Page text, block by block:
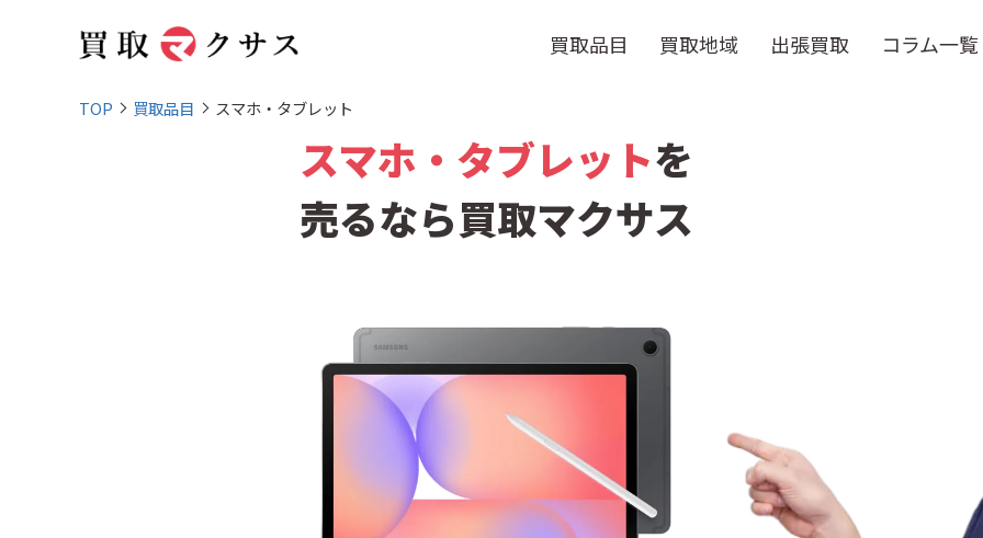
買取品目 買取地域 出張買取 コラム一覧
TOP 買取品目 スマホ・タブレット
スマホ・タブレットを
売るなら買取マクサス